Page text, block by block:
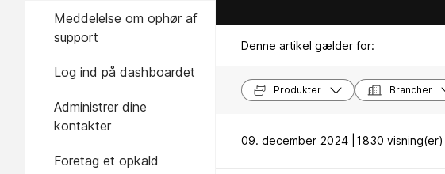
Meddelelse om ophør af
support
Log ind på dashboardet
Administrer dine
kontakter
Foretag et opkald
Denne artikel gælder for:
Produkter Brancher
09. december 2024 | 1830 visning(er) |